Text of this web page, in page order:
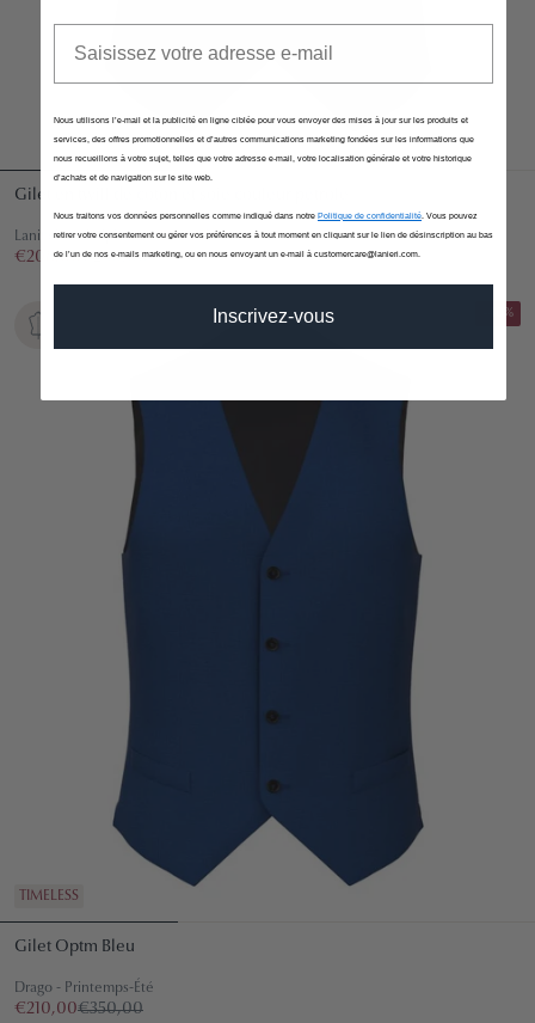
Gilet en twill de coton et soie couleur pétrole
Lanificio Subalpino - Toutes Saisons
€208,00€260,00
TIMELESS
-40%
Gilet Optm Bleu
Drago - Printemps-Été
€210,00€350,00
Nous utilisons l’e-mail et la publicité en ligne ciblée pour vous envoyer des mises à jour sur les produits et
services, des offres promotionnelles et d’autres communications marketing fondées sur les informations que
nous recueillons à votre sujet, telles que votre adresse e-mail, votre localisation générale et votre historique
d’achats et de navigation sur le site web.
Nous traitons vos données personnelles comme indiqué dans notre Politique de confidentialité . Vous pouvez
retirer votre consentement ou gérer vos préférences à tout moment en cliquant sur le lien de désinscription au bas
de l’un de nos e-mails marketing, ou en nous envoyant un e-mail à customercare@lanieri.com.
Inscrivez-vous